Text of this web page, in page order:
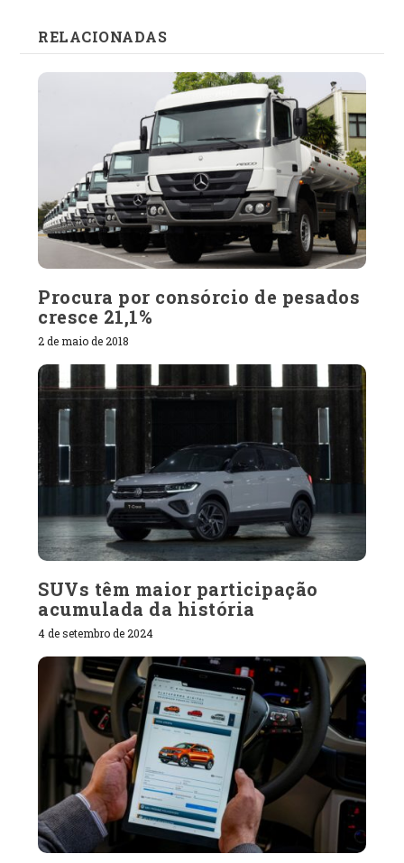
RELACIONADAS
Procura por consórcio de pesados
cresce 21,1%
2 de maio de 2018
SUVs têm maior participação
acumulada da história
4 de setembro de 2024